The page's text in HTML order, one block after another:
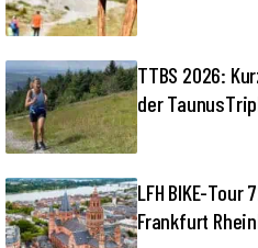
TTBS 2026:
der
LFH BIKE-
Frankfurt